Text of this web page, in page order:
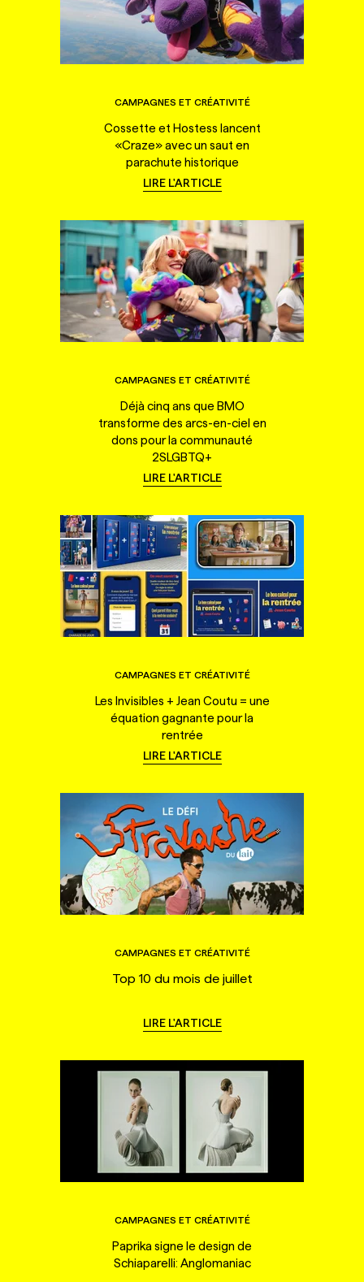
CAMPAGNES ET CRÉATIVITÉ
Cossette et Hostess lancent
«Craze» avec un saut en
parachute historique
LIRE L'ARTICLE
CAMPAGNES ET CRÉATIVITÉ
Déjà cinq ans que BMO
transforme des arcs-en-ciel en
dons pour la communauté
2SLGBTQ+
LIRE L'ARTICLE
CAMPAGNES ET CRÉATIVITÉ
Les Invisibles + Jean Coutu = une
équation gagnante pour la
rentrée
LIRE L'ARTICLE
CAMPAGNES ET CRÉATIVITÉ
Top 10 du mois de juillet
LIRE L'ARTICLE
CAMPAGNES ET CRÉATIVITÉ
Paprika signe le design de
Schiaparelli: Anglomaniac